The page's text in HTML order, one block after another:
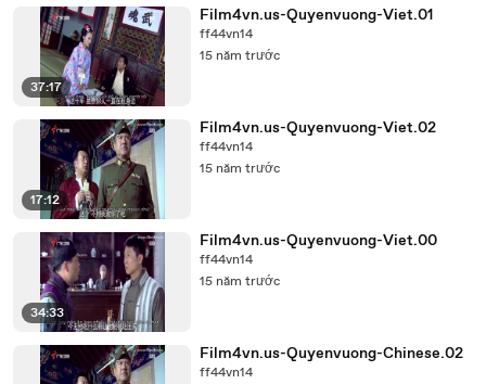
37:17
Film4vn.us-Quyenvuong-Viet.01
ff44vn14
15 năm trước
17:12
Film4vn.us-Quyenvuong-Viet.02
ff44vn14
15 năm trước
34:33
Film4vn.us-Quyenvuong-Viet.00
ff44vn14
15 năm trước
Film4vn.us-Quyenvuong-Chinese.02
ff44vn14